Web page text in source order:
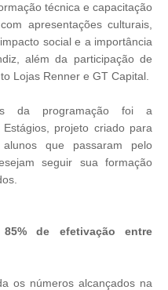
técnica e capacitação
apresentações culturais,
social e a importância
além da participação de
Lojas Renner e GT Capital.
da programação foi a
projeto criado para
que passaram pelo
seguir sua formação
de efetivação entre
os números alcançados na